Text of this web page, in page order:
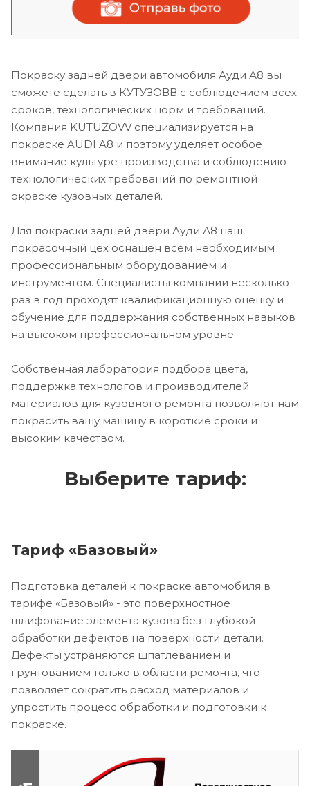
Покраску задней двери автомобиля Ауди А8 вы
сможете сделать в КУТУЗОВВ с соблюдением всех
сроков, технологических норм и требований.
Компания KUTUZOVV специализируется на
покраске AUDI A8 и поэтому уделяет особое
внимание культуре производства и соблюдению
технологических требований по ремонтной
окраске кузовных деталей.
Для покраски задней двери Ауди А8 наш
покрасочный цех оснащен всем необходимым
профессиональным оборудованием и
инструментом. Специалисты компании несколько
раз в год проходят квалификационную оценку и
обучение для поддержания собственных навыков
на высоком профессиональном уровне.
Собственная лаборатория подбора цвета,
поддержка технологов и производителей
материалов для кузовного ремонта позволяют нам
покрасить вашу машину в короткие сроки и
высоким качеством.
Выберите тариф:
Тариф «Базовый»
Подготовка деталей к покраске автомобиля в
тарифе «Базовый» - это поверхностное
шлифование элемента кузова без глубокой
обработки дефектов на поверхности детали.
Дефекты устраняются шпатлеванием и
грунтованием только в области ремонта, что
позволяет сократить расход материалов и
упростить процесс обработки и подготовки к
покраске.